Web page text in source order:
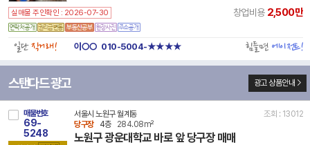
실매물 주인확인 : 2026-07-30 창업비용 2,500만
일단직거래! 이○○ 010-5004-★★★★ 힘들면에이전트!
스탠다드 광고 광고 상품안내
매물번호
69-
5248
서울시 노원구 월계동
조회 : 13012
당구장
4층 284.08m²
노원구 광운대학교 바로 앞 당구장 매매